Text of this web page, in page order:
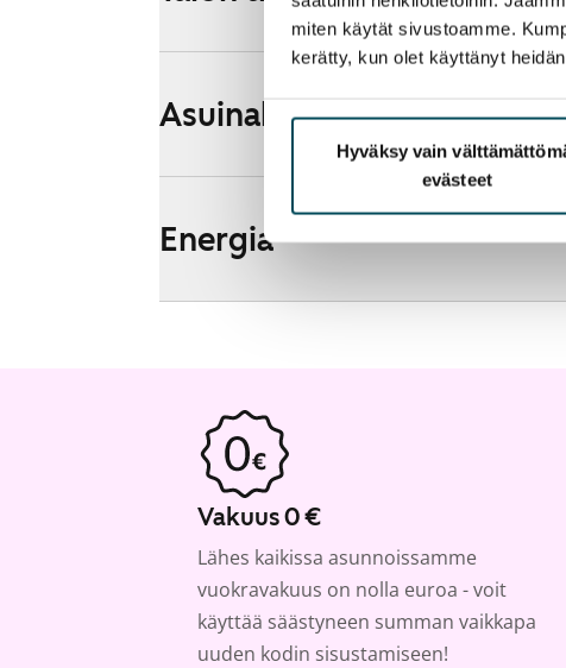
miten käytät sivustoamme.
kerätty, kun olet käyttänyt
Hyväksy vain
evästeet
Asuinalueen esittely ja
Energia
Vakuus 0 €
Lähes kaikissa asunnoissamme
vuokravakuus on nolla euroa - voit
käyttää säästyneen summan vaikkapa
uuden kodin sisustamiseen!